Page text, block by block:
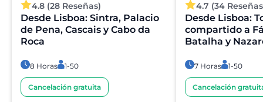
4.8 (28 Reseñas)
Desde Lisboa: Sintra, Palacio
de Pena, Cascais y Cabo da
Roca
8 Horas 1-50
Cancelación gratuita
4.7 (34
Desde Lisboa:
compartido a
Batalha y
7 Horas 1-50
Cancelación